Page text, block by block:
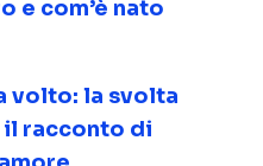
e com’è nato
volto: la svolta
il racconto di